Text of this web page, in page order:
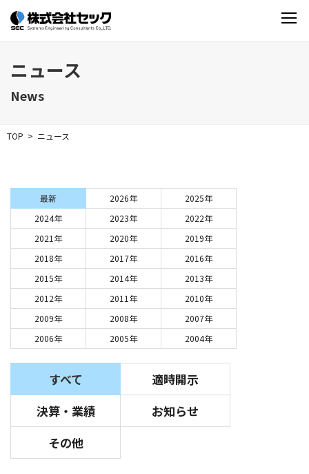
ニュース
News
TOP ニュース
最新 2026年
2025年
2024年
2023年
2022年
2021年
2020年
2019年
2018年
2017年
2016年
2015年
2014年
2013年
2012年
2011年
2010年
2009年
2008年
2007年
2006年
2005年 2004年
すべて
適時開示
決算・業績
お知らせ
その他